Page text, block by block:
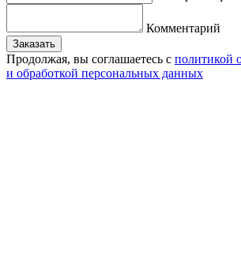
Комментарий
Заказать
Продолжая, вы соглашаетесь с политикой
и обработкой персональных данных